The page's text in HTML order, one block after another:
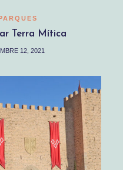
Terra Mítica
12, 2021